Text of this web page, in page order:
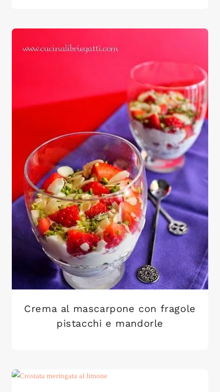
Crema al mascarpone con fragole
pistacchi e mandorle